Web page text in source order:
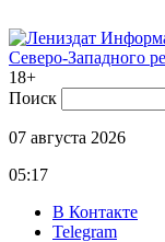
Северо-Западного
18+
Поиск
07 августа 2026
05:17
В Контакте
Telegram